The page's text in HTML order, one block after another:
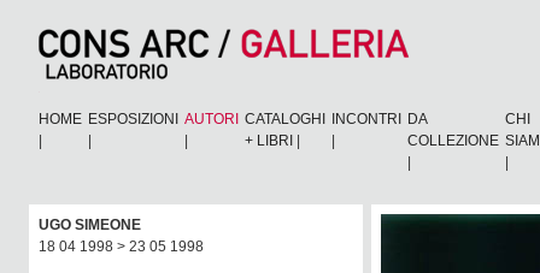
HOME ESPOSIZIONI
AUTORI
CATALOGHI
+ LIBRI
INCONTRI
DA
COLLEZIONE
CHI
UGO SIMEONE
18 04 1998 > 23 05 1998